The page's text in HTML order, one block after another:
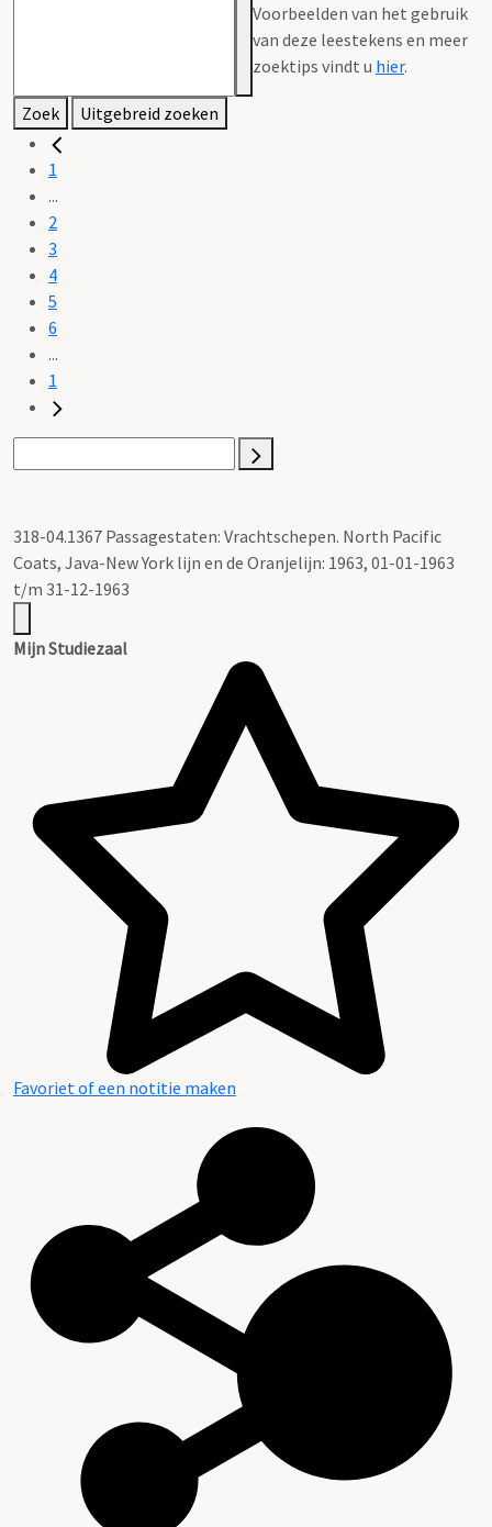
Voorbeelden van het gebruik
van deze leestekens en meer
zoektips vindt u hier.
Zoek Uitgebreid zoeken
1
...
2
3
4
5
6
...
1
318-04.1367 Passagestaten: Vrachtschepen. North Pacific
Coats, Java-New York lijn en de Oranjelijn: 1963, 01-01-1963
t/m 31-12-1963
Mijn Studiezaal
Favoriet of een notitie maken